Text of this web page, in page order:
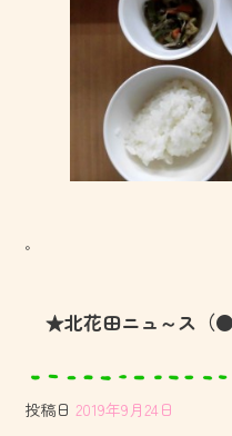
。
★北花田ニュ～ス（
投稿日 2019年9月24日